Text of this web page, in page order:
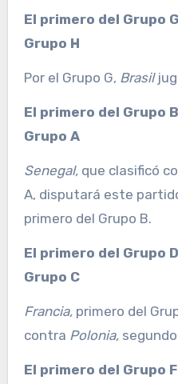
El primero del Grupo
Grupo H
Por el Grupo G, Brasil
El primero del Grupo
Grupo A
Senegal, que clasificó
A, disputará este
primero del Grupo B.
El primero del Grupo
Grupo C
Francia, primero del
contra Polonia,
El primero del Grupo